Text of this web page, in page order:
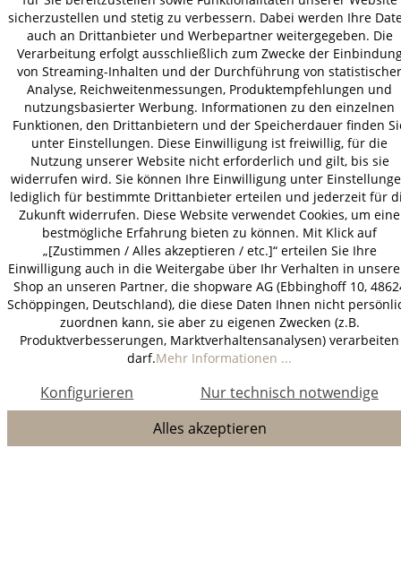
AGB Datenschutz
Impressum
© 2026 HOLZ-LEUTE
* Alle Preise inkl. gesetzl. Mehrwertsteuer zzgl.Versandkosten.
sicherzustellen und stetig zu verbessern. Dabei werden Ihre
auch an Drittanbieter und Werbepartner weitergegeben. Die
Verarbeitung erfolgt ausschließlich zum Zwecke der
von Streaming-Inhalten und der Durchführung von statistischer
Analyse, Reichweitenmessungen, Produktempfehlungen und
nutzungsbasierter Werbung. Informationen zu den einzelnen
Funktionen, den Drittanbietern und der Speicherdauer finden
unter Einstellungen. Diese Einwilligung ist freiwillig, für die
Nutzung unserer Website nicht erforderlich und gilt, bis sie
widerrufen wird. Sie können Ihre Einwilligung unter
lediglich für bestimmte Drittanbieter erteilen und jederzeit für
Zukunft widerrufen. Diese Website verwendet Cookies, um eine
bestmögliche Erfahrung bieten zu können. Mit Klick auf
„[Zustimmen / Alles akzeptieren / etc.]“ erteilen Sie Ihre
Einwilligung auch in die Weitergabe über Ihr Verhalten in
Shop an unseren Partner, die shopware AG (Ebbinghoff 10,
Schöppingen, Deutschland), die diese Daten Ihnen nicht
zuordnen kann, sie aber zu eigenen Zwecken (z.B.
Produktverbesserungen, Marktverhaltensanalysen) verarbeiten
darf.Mehr Informationen ...
Nur technisch notwendige
Konfigurieren
Alles akzeptieren